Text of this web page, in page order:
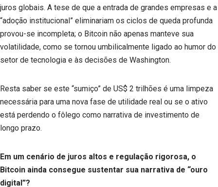
juros globais. A tese de que a entrada de grandes empresas e a
“adoção institucional” eliminariam os ciclos de queda profunda
provou-se incompleta; o Bitcoin não apenas manteve sua
volatilidade, como se tornou umbilicalmente ligado ao humor do
setor de tecnologia e às decisões de Washington.
Resta saber se este “sumiço” de US$ 2 trilhões é uma limpeza
necessária para uma nova fase de utilidade real ou se o ativo
está perdendo o fôlego como narrativa de investimento de
longo prazo.
Em um cenário de juros altos e regulação rigorosa, o
Bitcoin ainda consegue sustentar sua narrativa de “ouro
digital”?